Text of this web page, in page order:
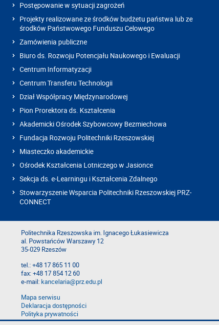
Postępowanie w sytuacji zagrożeń
Projekty realizowane ze środków budżetu państwa lub ze
środków Państwowego Funduszu Celowego
Zamówienia publiczne
Biuro ds. Rozwoju Potencjału Naukowego i Ewaluacji
Centrum Informatyzacji
Centrum Transferu Technologii
Dział Współpracy Międzynarodowej
Pion Prorektora ds. Kształcenia
Akademicki Ośrodek Szybowcowy Bezmiechowa
Fundacja Rozwoju Politechniki Rzeszowskiej
Miasteczko akademickie
Ośrodek Kształcenia Lotniczego w Jasionce
Sekcja ds. e-Learningu i Kształcenia Zdalnego
Stowarzyszenie Wsparcia Politechniki Rzeszowskiej PRZ-
CONNECT
Politechnika Rzeszowska im. Ignacego Łukasiewicza
al. Powstańców Warszawy 12
35-029 Rzeszów
tel.: +48 17 865 11 00
fax: +48 17 854 12 60
e-mail:kancelaria@prz.edu.pl
Mapa serwisu
Deklaracja dostępności
Polityka prywatności
Zgłoś błąd na stronie